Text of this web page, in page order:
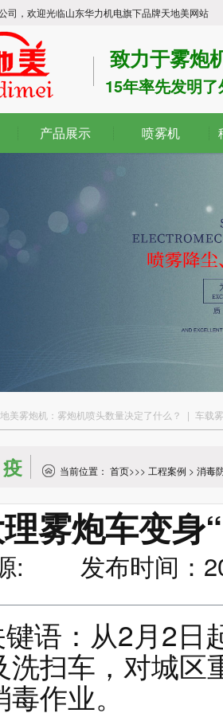
司，欢迎光临山东华力机电旗下品牌天地美网站
致力于雾炮
15年率先发明
产品展示 喷雾机
美雾炮机：雾炮机喷头数量决定了什么？ | 车载
当前位置： 首页>>> 工程案例 > 消毒
雾炮车变身
: 发布时间：
键语：从2月2日
洗扫车，对城区
作业。